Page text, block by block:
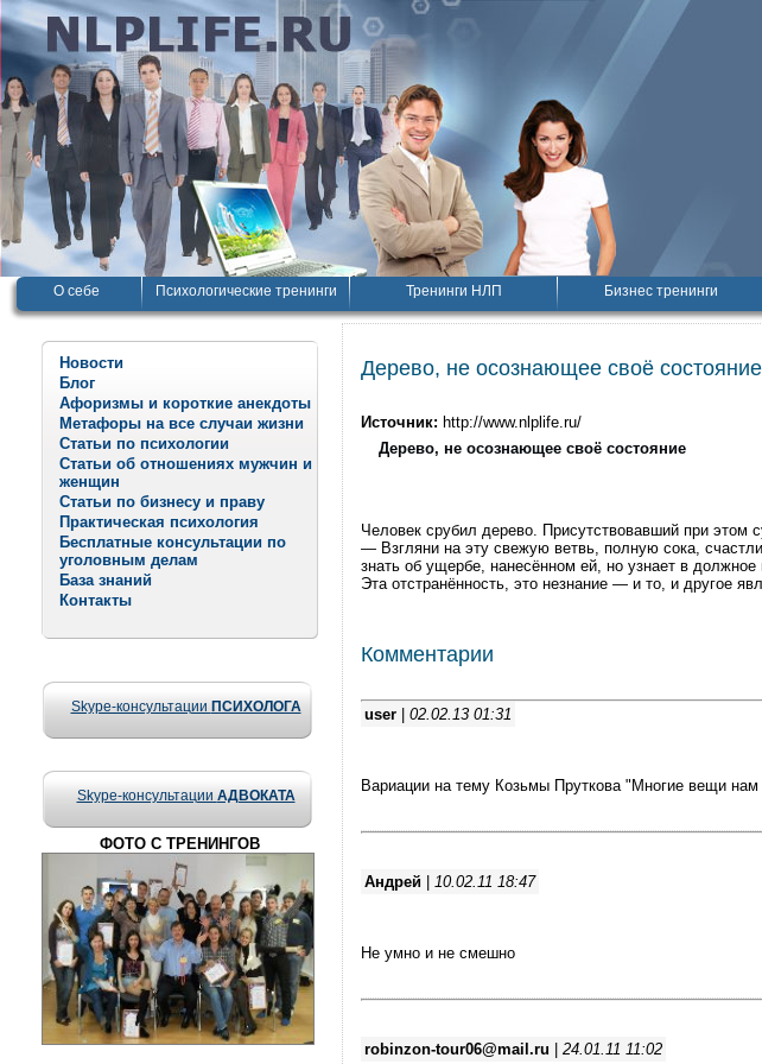
О себе Психологические тренинги Тренинги НЛП Бизнес тренинги
Новости
Блог
Афоризмы и короткие анекдоты
Метафоры на все случаи жизни
Статьи по психологии
Статьи об отношениях мужчин и
женщин
Статьи по бизнесу и праву
Практическая психология
Бесплатные консультации по
уголовным делам
База знаний
Контакты
Skype-консультации ПСИХОЛОГА
Skype-консультации АДВОКАТА
ФОТО С ТРЕНИНГОВ
Дерево, не осознающее своё состояние
Источник: http://www.nlplife.ru/
Дерево, не осознающее своё состояние
Человек срубил дерево. Присутствовавший при этом
— Взгляни на эту свежую ветвь, полную сока,
знать об ущербе, нанесённом ей, но узнает в
Эта отстранённость, это незнание — и то, и другое
Комментарии
user 02.02.13 01:31
Вариации на тему Козьмы Пруткова "Многие вещи нам
Андрей 10.02.11 18:47
Не умно и не смешно
robinzon-tour06@mail.ru 24.01.11 11:02